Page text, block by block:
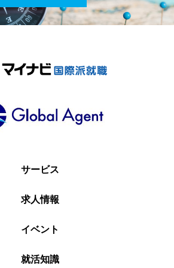
サービス
求人情報
イベント
就活知識